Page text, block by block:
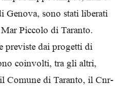
Genova, sono stati liberati
Piccolo di Taranto.
previste dai progetti di
coinvolti, tra gli altri,
Comune di Taranto, il Cnr-